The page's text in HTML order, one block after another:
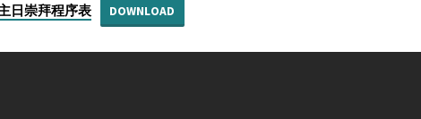
日崇拜程序表 DOWNLOAD